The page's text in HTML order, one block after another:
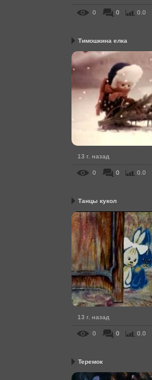
0 0 0.0
Тимошкина елка
13 г. назад
0 0 0.0
Танцы кукол
13 г. назад
0 0 0.0
Теремок